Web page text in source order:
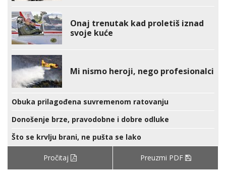
Onaj trenutak kad proletiš iznad
svoje kuće
Mi nismo heroji, nego profesionalci
Obuka prilagođena suvremenom ratovanju
Donošenje brze, pravodobne i dobre odluke
Što se krvlju brani, ne pušta se lako
Pročitaj Preuzmi PDF